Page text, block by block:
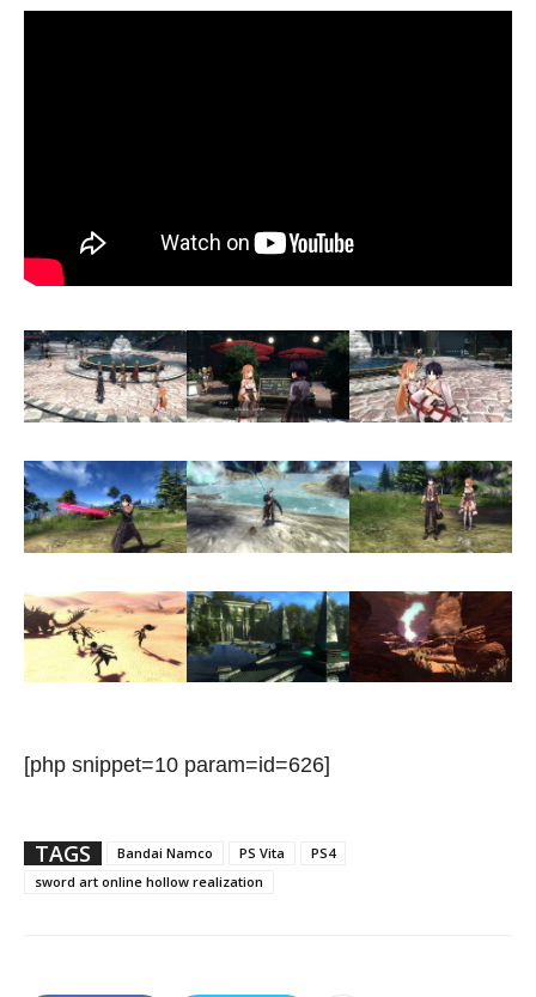
[php snippet=10 param=id=626]
TAGS Bandai Namco PS Vita
PS4
sword art online hollow realization